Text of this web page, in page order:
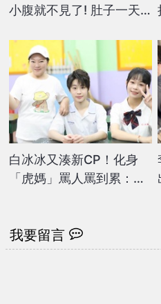
小腹就不見了! 肚子一天
白冰冰又湊新CP！化身
「虎媽」罵人罵到累：他
我要留言